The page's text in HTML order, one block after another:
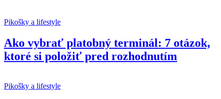
Pikošky a lifestyle
Ako vybrať platobný terminál: 7 otázok,
ktoré si položiť pred rozhodnutím
Pikošky a lifestyle